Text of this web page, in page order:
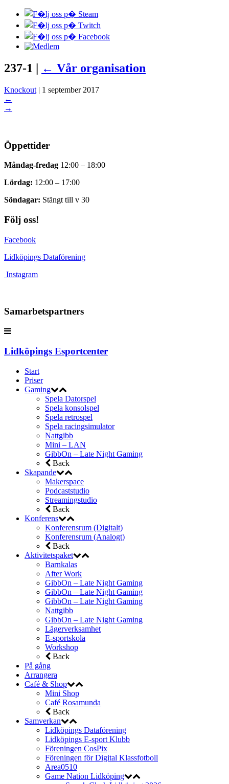
237-1 | ← Vår organisation
Knockout | 1 september 2017
←
→
Öppettider
Måndag-fredag 12:00 – 18:00
Lördag: 12:00 – 17:00
Söndagar: Stängt till v 30
Följ oss!
Facebook
Lidköpings Dataförening
Instagram
Samarbetspartners
Lidköpings Esportcenter
Start
Priser
Gaming
Spela Datorspel
Spela konsolspel
Spela retrospel
Spela racingsimulator
Nattgibb
Mini – LAN
GibbOn – Late Night Gaming
Back
Skapande
Makerspace
Podcaststudio
Streamingstudio
Back
Konferens
Konferensrum (Digitalt)
Konferensrum (Analogt)
Back
Aktivitetspaket
Barnkalas
After Work
GibbOn – Late Night Gaming
GibbOn – Late Night Gaming
GibbOn – Late Night Gaming
Nattgibb
GibbOn – Late Night Gaming
Lägerverksamhet
E-sportskola
Workshop
Back
På gång
Arrangera
Café & Shop
Mini Shop
Café Rosamunda
Back
Samverkan
Lidköpings Dataförening
Lidköpings E-sport Klubb
Föreningen CosPix
Föreningen för Digital Klassfotboll
Area0510
Game Nation Lidköping